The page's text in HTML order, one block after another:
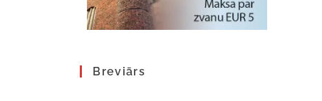
Breviārs